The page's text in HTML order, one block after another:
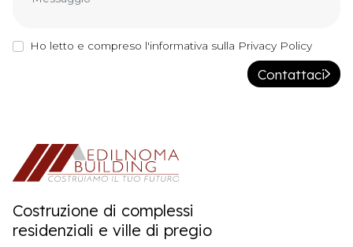
Ho letto e compreso l'informativa sulla Privacy Policy
Contattaci
Costruzione di complessi
residenziali e ville di pregio